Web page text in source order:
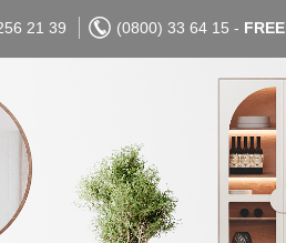
21 39 (0800) 33 64 15 - FREE